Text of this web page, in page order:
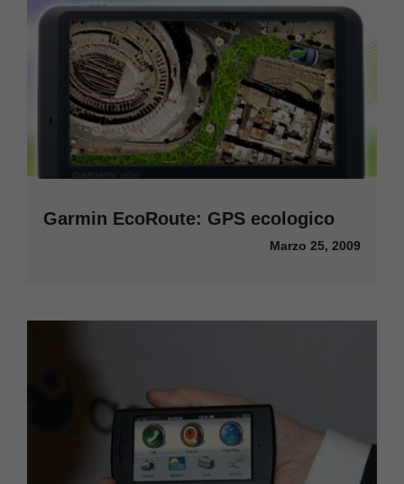
Garmin EcoRoute: GPS ecologico
Marzo 25, 2009